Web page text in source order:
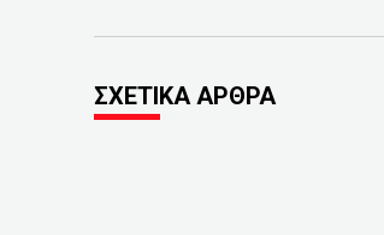
ΣΧΕΤΙΚΑ ΑΡΘΡΑ